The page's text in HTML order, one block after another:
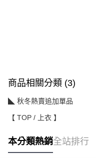
商品相關分類 (3)
◣ 秋冬熱賣追加單品
【 TOP / 上衣 】
本分類熱銷全站排行